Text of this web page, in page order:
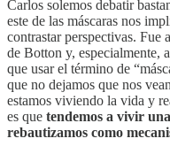
Carlos solemos debatir
este de las máscaras nos
contrastar perspectivas.
de Botton y, especialmente,
que usar el término de
que no dejamos que nos
estamos viviendo la vida y
es que tendemos a vivir
rebautizamos como